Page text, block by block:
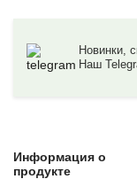
Новинки,
Наш
Информация о
продукте